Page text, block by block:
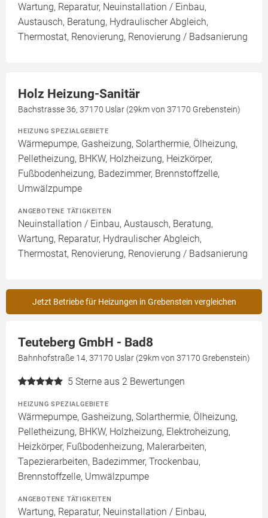
Wartung, Reparatur, Neuinstallation / Einbau,
Austausch, Beratung, Hydraulischer Abgleich,
Thermostat, Renovierung, Renovierung / Badsanierung
Holz Heizung-Sanitär
Bachstrasse 36, 37170 Uslar (29km von 37170 Grebenstein)
HEIZUNG SPEZIALGEBIETE
Wärmepumpe, Gasheizung, Solarthermie, Ölheizung,
Pelletheizung, BHKW, Holzheizung, Heizkörper,
Fußbodenheizung, Badezimmer, Brennstoffzelle,
Umwälzpumpe
ANGEBOTENE TÄTIGKEITEN
Neuinstallation / Einbau, Austausch, Beratung,
Wartung, Reparatur, Hydraulischer Abgleich,
Thermostat, Renovierung, Renovierung / Badsanierung
Jetzt Betriebe für Heizungen in Grebenstein vergleichen
Teuteberg GmbH - Bad8
Bahnhofstraße 14, 37170 Uslar (29km von 37170 Grebenstein)
5 Sterne aus 2 Bewertungen
HEIZUNG SPEZIALGEBIETE
Wärmepumpe, Gasheizung, Solarthermie, Ölheizung,
Pelletheizung, BHKW, Holzheizung, Elektroheizung,
Heizkörper, Fußbodenheizung, Malerarbeiten,
Tapezierarbeiten, Badezimmer, Trockenbau,
Brennstoffzelle, Umwälzpumpe
ANGEBOTENE TÄTIGKEITEN
Wartung, Reparatur, Neuinstallation / Einbau,